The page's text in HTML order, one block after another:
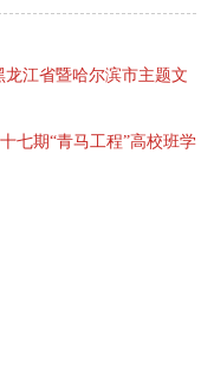
江省暨哈尔滨市主题文
七期“青马工程”高校班学